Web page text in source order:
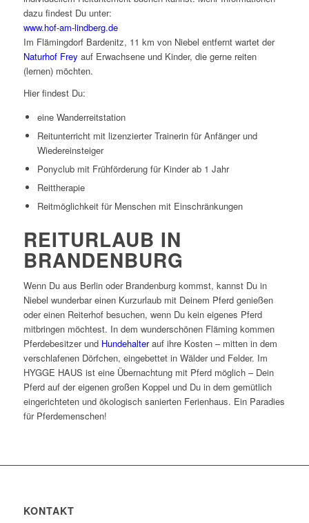
dazu findest Du unter:
www.hof-am-lindberg.de
Im Flämingdorf Bardenitz, 11 km von Niebel entfernt wartet der
Naturhof Frey auf Erwachsene und Kinder, die gerne reiten
(lernen) möchten.
Hier findest Du:
eine Wanderreitstation
Reitunterricht mit lizenzierter Trainerin für Anfänger und
Wiedereinsteiger
Ponyclub mit Frühförderung für Kinder ab 1 Jahr
Reittherapie
Reitmöglichkeit für Menschen mit Einschränkungen
REITURLAUB IN
BRANDENBURG
Wenn Du aus Berlin oder Brandenburg kommst, kannst Du in
Niebel wunderbar einen Kurzurlaub mit Deinem Pferd genießen
oder einen Reiterhof besuchen, wenn Du kein eigenes Pferd
mitbringen möchtest. In dem wunderschönen Fläming kommen
Pferdebesitzer und Hundehalterauf ihre Kosten – mitten in dem
verschlafenen Dörfchen, eingebettet in Wälder und Felder. Im
HYGGE HAUS ist eine Übernachtung mit Pferd möglich – Dein
Pferd auf der eigenen großen Koppel und Du in dem gemütlich
eingerichteten und ökologisch sanierten Ferienhaus. Ein Paradies
für Pferdemenschen!
KONTAKT